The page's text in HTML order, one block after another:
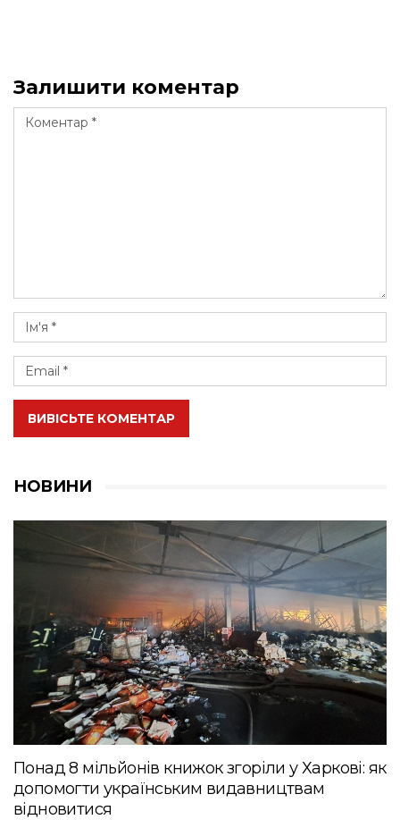
Залишити коментар
ВИВІСЬТЕ КОМЕНТАР
НОВИНИ
Понад 8 мільйонів книжок згоріли у Харкові: як
допомогти українським видавництвам
відновитися